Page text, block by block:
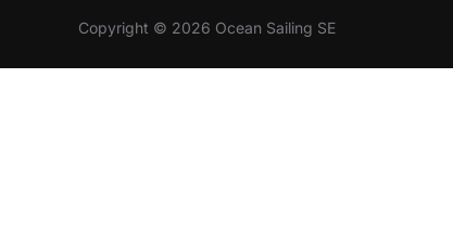
Copyright © 2026 Ocean Sailing SE